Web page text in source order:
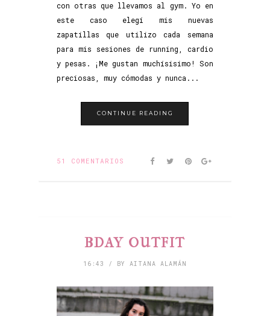
con otras que llevamos al gym. Yo en
este caso elegí mis nuevas
zapatillas que utilizo cada semana
para mis sesiones de running, cardio
y pesas. ¡Me gustan muchísisimo! Son
preciosas, muy cómodas y nunca...
CONTINUE READING
51 COMENTARIOS
BDAY OUTFIT
16:43 / BY AITANA ALAMÁN